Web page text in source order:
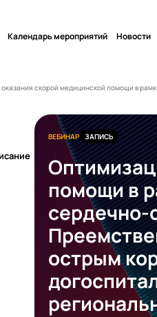
Календарь мероприятий Новости
скорой медицинской помощи в
ВЕБИНАР ЗАПИСЬ
помощи в
сердечно-
острым